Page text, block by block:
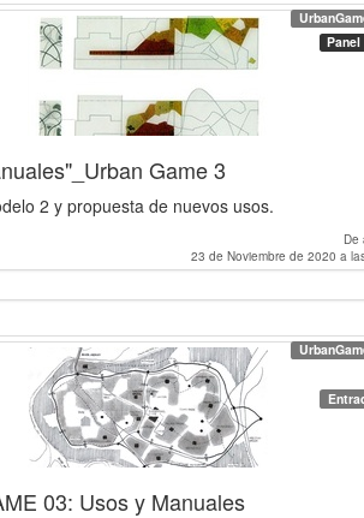
Panel
Game 3
2 y propuesta de nuevos usos.
De
23 de Noviembre de 2020 a
03: Usos y Manuales